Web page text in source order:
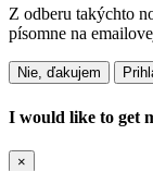
Z odberu takýchto
písomne na
Nie, ďakujem
I would like to get
×